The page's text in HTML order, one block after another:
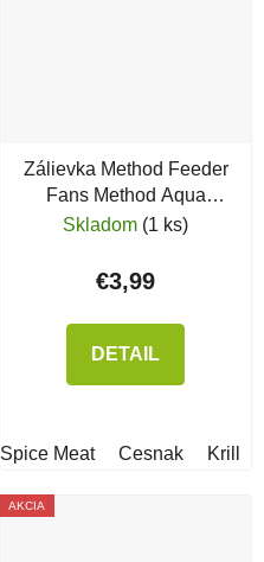
Zálievka Method Feeder
Fans Method Aqua
Tunning Liquid
Skladom (1 ks)
€3,99
DETAIL
Spice Meat Cesnak Krill
AKCIA